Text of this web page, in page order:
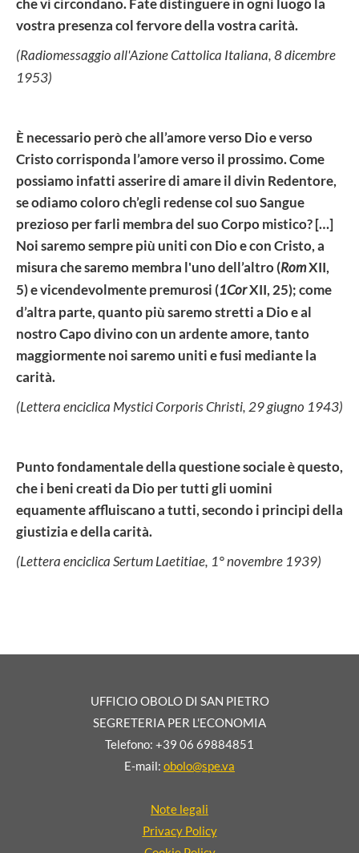
che vi circondano. Fate distinguere in ogni luogo la
vostra presenza col fervore della vostra carità.
(Radiomessaggio all'Azione Cattolica Italiana, 8 dicembre
1953)
È necessario però che all’amore verso Dio e verso
Cristo corrisponda l’amore verso il prossimo. Come
possiamo infatti asserire di amare il divin Redentore,
se odiamo coloro ch’egli redense col suo Sangue
prezioso per farli membra del suo Corpo mistico? […]
Noi saremo sempre più uniti con Dio e con Cristo, a
misura che saremo membra l'uno dell’altro (RomXII,
5) e vicendevolmente premurosi (1CorXII, 25); come
d’altra parte, quanto più saremo stretti a Dio e al
nostro Capo divino con un ardente amore, tanto
maggiormente noi saremo uniti e fusi mediante la
carità.
(Lettera enciclica Mystici Corporis Christi, 29 giugno 1943)
Punto fondamentale della questione sociale è questo,
che i beni creati da Dio per tutti gli uomini
equamente affluiscano a tutti, secondo i principi della
giustizia e della carità.
(Lettera enciclica Sertum Laetitiae, 1° novembre 1939)
UFFICIO OBOLO DI SAN PIETRO
SEGRETERIA PER L'ECONOMIA
Telefono: +39 06 69884851
E-mail: obolo@spe.va
Note legali
Privacy Policy